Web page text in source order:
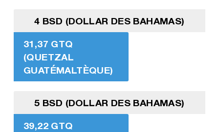
4 BSD (DOLLAR DES BAHAMAS)
31,37 GTQ
(QUETZAL
GUATÉMALTÈQUE)
5 BSD (DOLLAR DES BAHAMAS)
39,22 GTQ